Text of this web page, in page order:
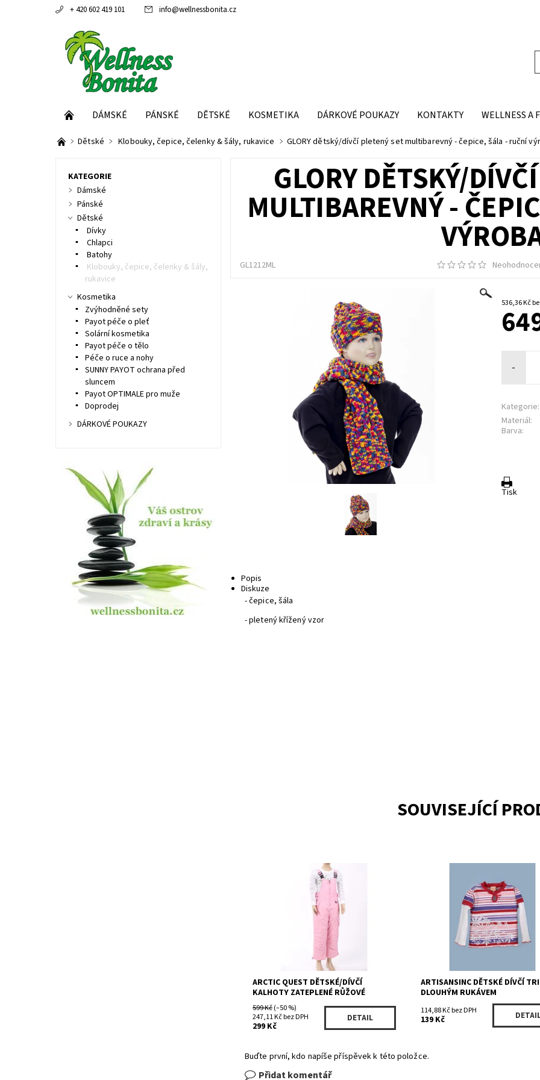
+ 420 602 419 101 info@wellnessbonita.cz
DÁMSKÉ PÁNSKÉ DĚTSKÉ KOSMETIKA DÁRKOVÉ POUKAZY KONTAKTY WELLNESS A
Dětské Klobouky, čepice, čelenky & šály, rukavice GLORY dětský/dívčí pletený set multibarevný - čepice, šála - ruční
GLORY DĚTSKÝ/
MULTIBAREVNÝ -
GL1212ML
-
Kategorie:
Materiál:
Barva:
Tisk
Popis
Diskuze
- čepice, šála
- pletený křížený vzor
SOUVISEJÍCÍ
Skladem 2
5F05966PK/621
ARCTIC QUEST
ARCTIC QUEST DĚTSKÉ/DÍVČÍ
KALHOTY ZATEPLENÉ RŮŽOVÉ
599 Kč(–50 %)
247,11 Kč bez DPH
299 Kč
DETAIL
Skladem 2
RN90860RD
ARTISANSINC
ARTISANSINC DĚTSKÉ DÍVČÍ
DLOUHÝM RUKÁVEM
114,88 Kč bez DPH
139 Kč
Buďte první, kdo napíše příspěvek k této položce.
Přidat komentář
KATEGORIE
Dámské
Pánské
Dětské
Dívky
Chlapci
Batohy
Klobouky, čepice, čelenky & šály,
rukavice
Kosmetika
Zvýhodněné sety
Payot péče o pleť
Solární kosmetika
Payot péče o tělo
Péče o ruce a nohy
SUNNY PAYOT ochrana před
sluncem
Payot OPTIMALE pro muže
Doprodej
DÁRKOVÉ POUKAZY